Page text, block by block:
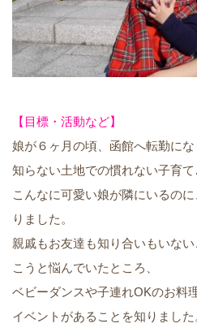
【目標・活動など】
娘が６ヶ月の頃、函館へ転勤にな
知らない土地での慣れない子育て
こんなに可愛い娘が隣にいるの
りました。
親戚もお友達も知り合いもいな
こうと悩んでいたところ、
ベビーダンスや子連れOKのお料
イベントがあることを知りました